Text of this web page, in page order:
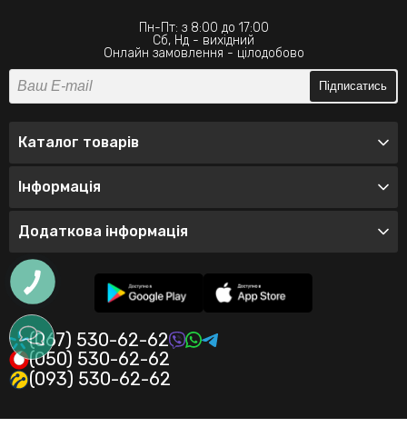
Пн-Пт: з 8:00 до 17:00
Сб, Нд - вихідний
Онлайн замовлення - цілодобово
Підписатись
Каталог товарів
Інформація
Додаткова інформація
(067) 530-62-62
(050) 530-62-62
(093) 530-62-62